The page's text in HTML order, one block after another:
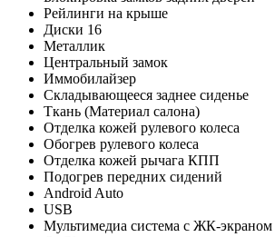
Рейлинги на крыше
Диски 16
Металлик
Центральный замок
Иммобилайзер
Складывающееся заднее сиденье
Ткань (Материал салона)
Отделка кожей рулевого колеса
Обогрев рулевого колеса
Отделка кожей рычага КПП
Подогрев передних сидений
Android Auto
USB
Мультимедиа система с ЖК-экраном